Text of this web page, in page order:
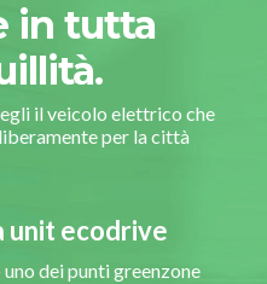
in tutta
il veicolo elettrico che
per la città
unit ecodrive
dei punti greenzone